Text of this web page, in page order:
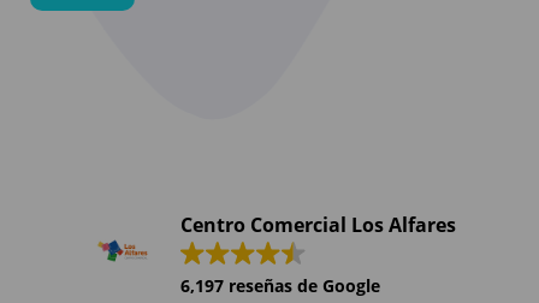
Centro Comercial Los Alfares
6,197 reseñas de Google